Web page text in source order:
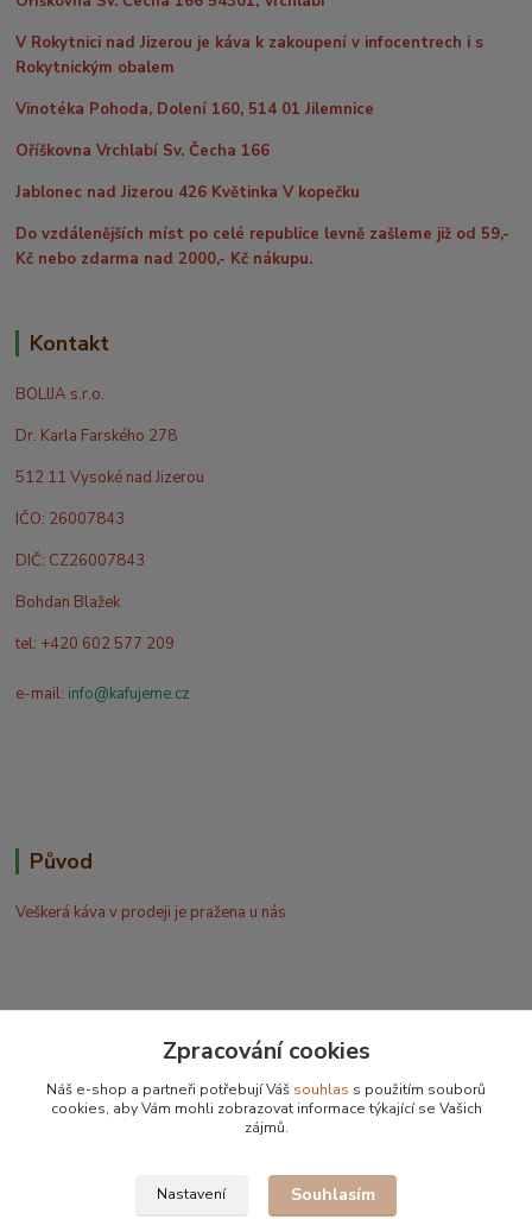
V Rokytnici nad Jizerou je káva k zakoupení v infocentrech i s
Rokytnickým obalem
Vinotéka Pohoda, Dolení 160, 514 01 Jilemnice
Oříškovna Vrchlabí Sv. Čecha 166
Jablonec nad Jizerou 426 Květinka V kopečku
Do vzdálenějších míst po celé republice levně zašleme již od 59,-
Kč nebo zdarma nad 2000,- Kč nákupu.
Kontakt
BOLIJA s.r.o.
Dr. Karla Farského 278
512 11 Vysoké nad Jizerou
IČO: 26007843
DIČ: CZ26007843
Bohdan Blažek
tel: +420 602 577 209
e-mail: info@kafujeme.cz
Původ
Veškerá káva v prodeji je pražena u nás
+420 602 577 209
Zpracování cookies
Náš e-shop a partneři potřebují Váš souhlas s použitím souborů
cookies, aby Vám mohli zobrazovat informace týkající se Vašich
zájmů.
Nastavení Souhlasím